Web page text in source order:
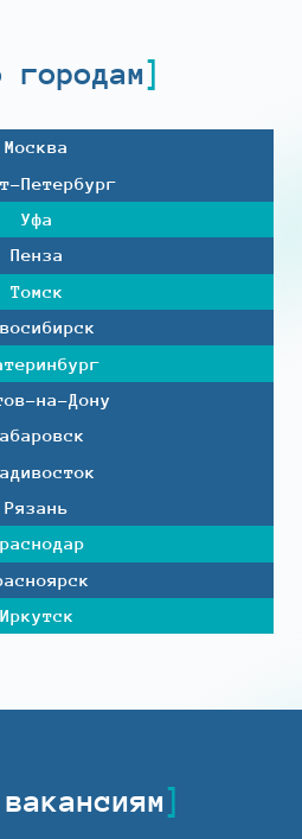
городам
Москва
Петербург
Уфа
Пенза
Томск
на-Дону
Рязань
Иркутск